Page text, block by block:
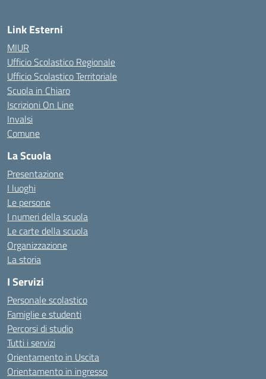
Link Esterni
MIUR
Ufficio Scolastico Regionale
Ufficio Scolastico Territoriale
Scuola in Chiaro
Iscrizioni On Line
Invalsi
Comune
La Scuola
Presentazione
I luoghi
Le persone
I numeri della scuola
Le carte della scuola
Organizzazione
La storia
I Servizi
Personale scolastico
Famiglie e studenti
Percorsi di studio
Tutti i servizi
Orientamento in Uscita
Orientamento in ingresso